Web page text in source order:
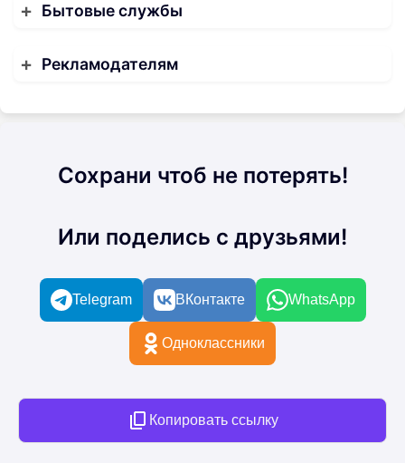
Бытовые службы
Рекламодателям
Сохрани чтоб не потерять!
Или поделись с друзьями!
Telegram ВКонтакте WhatsApp
Одноклассники
Копировать ссылку